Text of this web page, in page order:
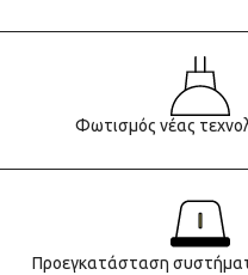
Φωτισμός νέας
Προεγκατάσταση